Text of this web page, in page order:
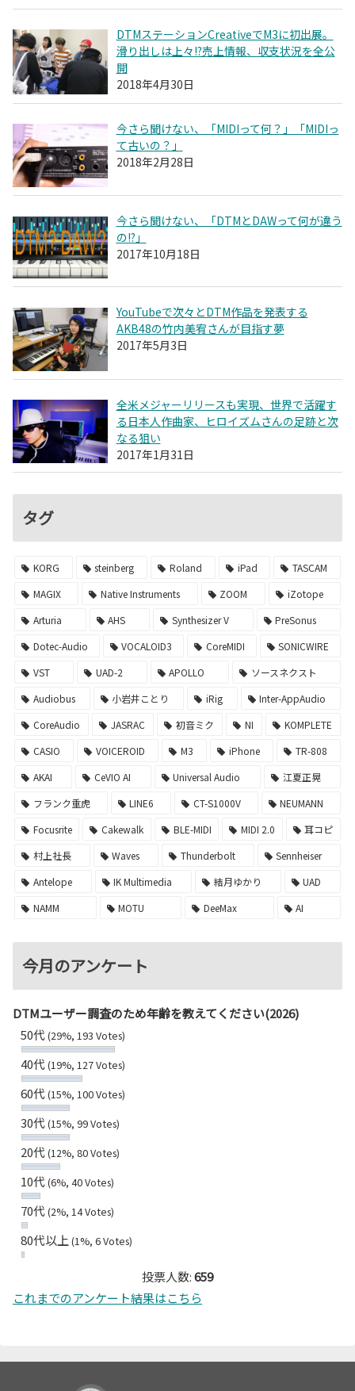
DTMステーションCreativeでM3に初出展。
滑り出しは上々!?売上情報、収支状況を全公
開
2018年4月30日
今さら聞けない、「MIDIって何？」「MIDIっ
て古いの？」
2018年2月28日
今さら聞けない、「DTMとDAWって何が違う
の!?」
2017年10月18日
YouTubeで次々とDTM作品を発表する
AKB48の竹内美宥さんが目指す夢
2017年5月3日
全米メジャーリリースも実現、世界で活躍す
る日本人作曲家、ヒロイズムさんの足跡と次
なる狙い
2017年1月31日
タグ
KORG steinberg Roland iPad
TASCAM
MAGIX
Native Instruments ZOOM
iZotope
Arturia
AHS Synthesizer V
PreSonus
Dotec-Audio
VOCALOID3 CoreMIDI
SONICWIRE
VST
UAD-2 APOLLO
ソースネクスト
Audiobus
小岩井ことり iRig
Inter-AppAudio
CoreAudio
JASRAC 初音ミク NI
KOMPLETE
CASIO
VOICEROID M3 iPhone
TR-808
AKAI
CeVIO AI Universal Audio
江夏正晃
フランク重虎
LINE6 CT-S1000V
NEUMANN
Focusrite
Cakewalk BLE-MIDI MIDI 2.0
耳コピ
村上社長
Waves Thunderbolt
Sennheiser
Antelope
IK Multimedia 結月ゆかり
UAD
NAMM
MOTU DeeMax AI
今月のアンケート
DTMユーザー調査のため年齢を教えてください(2026)
50代(29%, 193 Votes)
40代(19%, 127 Votes)
60代(15%, 100 Votes)
30代(15%, 99 Votes)
20代(12%, 80 Votes)
10代(6%, 40 Votes)
70代(2%, 14 Votes)
80代以上 (1%, 6 Votes)
投票人数:659
これまでのアンケート結果はこちら